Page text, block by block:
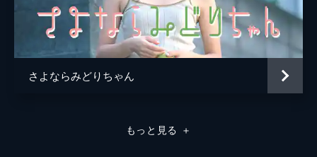
さよならみどりちゃん
もっと見る ＋